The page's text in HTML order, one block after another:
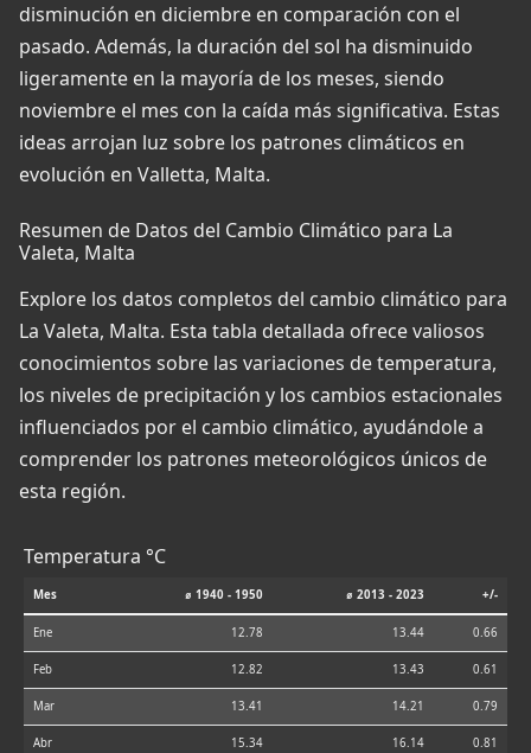
disminución en diciembre en comparación con el
pasado. Además, la duración del sol ha disminuido
ligeramente en la mayoría de los meses, siendo
noviembre el mes con la caída más significativa. Estas
ideas arrojan luz sobre los patrones climáticos en
evolución en Valletta, Malta.
Resumen de Datos del Cambio Climático para La
Valeta, Malta
Explore los datos completos del cambio climático para
La Valeta, Malta. Esta tabla detallada ofrece valiosos
conocimientos sobre las variaciones de temperatura,
los niveles de precipitación y los cambios estacionales
influenciados por el cambio climático, ayudándole a
comprender los patrones meteorológicos únicos de
esta región.
Temperatura °C
Mes ⌀ 1940 - 1950 ⌀ 2013 - 2023 +/-
Ene 12.78 13.44 0.66
Feb 12.82 13.43 0.61
Mar 13.41 14.21 0.79
Abr 15.34 16.14 0.81